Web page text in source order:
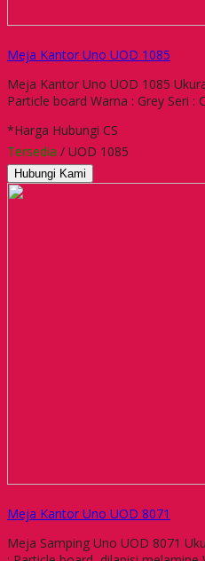
Meja Kantor Uno UOD 1085
Meja Kantor Uno UOD 1085
Particle board Warna : Grey Seri :
*Harga Hubungi CS
Tersedia / UOD 1085
Hubungi Kami
Meja Kantor Uno UOD 8071
Meja Samping Uno UOD 8071